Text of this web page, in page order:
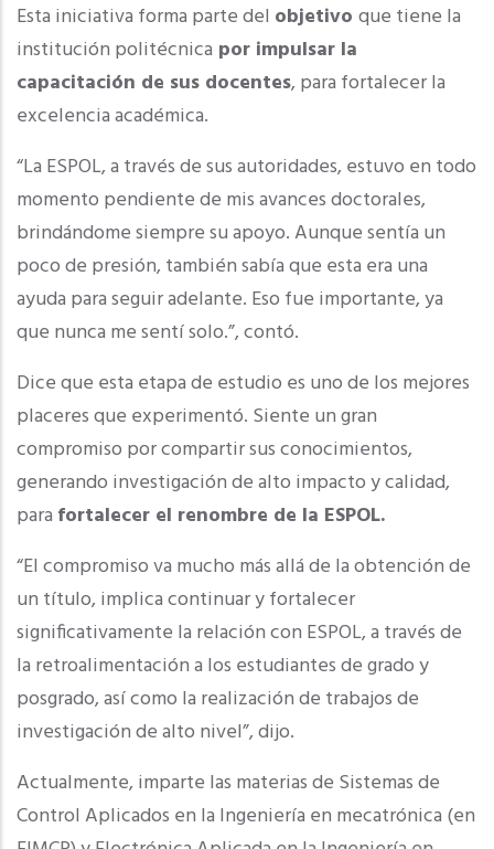
Esta iniciativa forma parte del objetivo que tiene la
institución politécnica por impulsar la
capacitación de sus docentes, para fortalecer la
excelencia académica.
“La ESPOL, a través de sus autoridades, estuvo en todo
momento pendiente de mis avances doctorales,
brindándome siempre su apoyo. Aunque sentía un
poco de presión, también sabía que esta era una
ayuda para seguir adelante. Eso fue importante, ya
que nunca me sentí solo.”, contó.
Dice que esta etapa de estudio es uno de los mejores
placeres que experimentó. Siente un gran
compromiso por compartir sus conocimientos,
generando investigación de alto impacto y calidad,
para fortalecer el renombre de la ESPOL.
“El compromiso va mucho más allá de la obtención de
un título, implica continuar y fortalecer
significativamente la relación con ESPOL, a través de
la retroalimentación a los estudiantes de grado y
posgrado, así como la realización de trabajos de
investigación de alto nivel”, dijo.
Actualmente, imparte las materias de Sistemas de
Control Aplicados en la Ingeniería en mecatrónica (en